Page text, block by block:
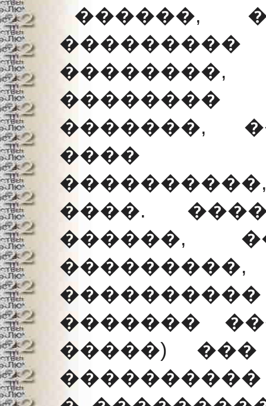
������,
�������,
����
����.
������,
����������
�������
�����)